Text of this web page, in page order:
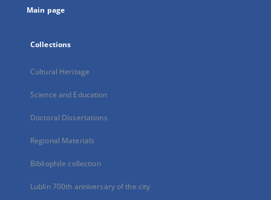
Main page
Collections
Cultural Heritage
Science and Education
Doctoral Dissertations
Regional Materials
Bibliophile collection
Lublin 700th anniversary of the city